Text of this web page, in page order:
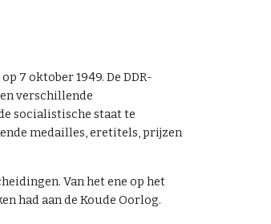
7 oktober 1949. De DDR-
verschillende
socialistische staat te
medailles, eretitels, prijzen
Van het ene op het
had aan de Koude Oorlog.